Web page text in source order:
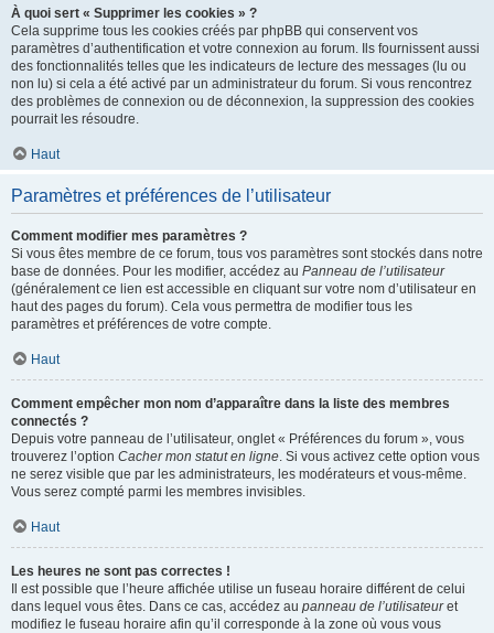
À quoi sert « Supprimer les cookies » ?
Cela supprime tous les cookies créés par phpBB qui conservent vos
paramètres d’authentification et votre connexion au forum. Ils fournissent aussi
des fonctionnalités telles que les indicateurs de lecture des messages (lu ou
non lu) si cela a été activé par un administrateur du forum. Si vous rencontrez
des problèmes de connexion ou de déconnexion, la suppression des cookies
pourrait les résoudre.
Haut
Paramètres et préférences de l’utilisateur
Comment modifier mes paramètres ?
Si vous êtes membre de ce forum, tous vos paramètres sont stockés dans notre
base de données. Pour les modifier, accédez au Panneau de l’utilisateur
(généralement ce lien est accessible en cliquant sur votre nom d’utilisateur en
haut des pages du forum). Cela vous permettra de modifier tous les
paramètres et préférences de votre compte.
Haut
Comment empêcher mon nom d’apparaître dans la liste des membres
connectés ?
Depuis votre panneau de l’utilisateur, onglet « Préférences du forum », vous
trouverez l’option Cacher mon statut en ligne. Si vous activez cette option vous
ne serez visible que par les administrateurs, les modérateurs et vous-même.
Vous serez compté parmi les membres invisibles.
Haut
Les heures ne sont pas correctes !
Il est possible que l’heure affichée utilise un fuseau horaire différent de celui
dans lequel vous êtes. Dans ce cas, accédez au panneau de l’utilisateuret
modifiez le fuseau horaire afin qu’il corresponde à la zone où vous vous